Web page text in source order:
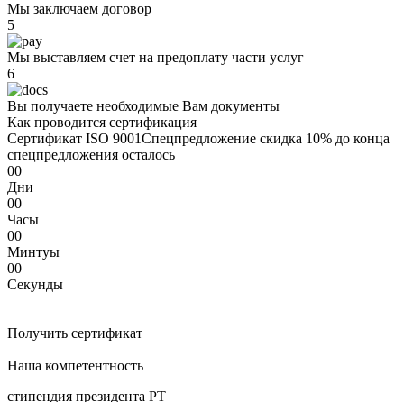
Мы заключаем договор
5
Мы выставляем счет на предоплату части услуг
6
Вы получаете необходимые Вам документы
Как проводится сертификация
Сертификат ISO 9001Спецпредложение скидка 10% до конца
спецпредложения осталось
00
Дни
00
Часы
00
Минтуы
00
Секунды
Получить сертификат
Наша компетентность
стипендия президента РТ